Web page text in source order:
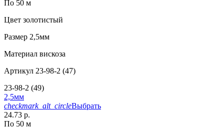
По 50 м
Цвет золотистый
Размер 2,5мм
Материал вискоза
Артикул 23-98-2 (47)
23-98-2 (49)
2,5мм
checkmark_alt_circleВыбрать
24.73 р.
По 50 м